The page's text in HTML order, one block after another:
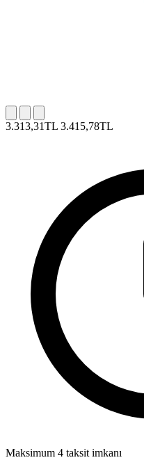
3.313,31TL 3.415,78TL
Maksimum 4 taksit imkanı